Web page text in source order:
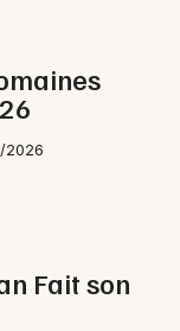
2026
Fait son